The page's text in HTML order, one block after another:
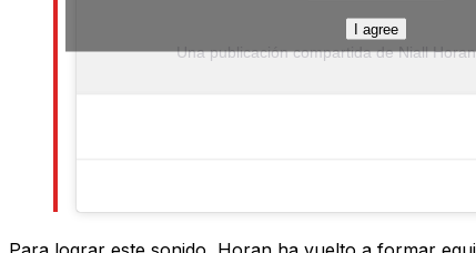
Una publicación compartida de Niall
I agree